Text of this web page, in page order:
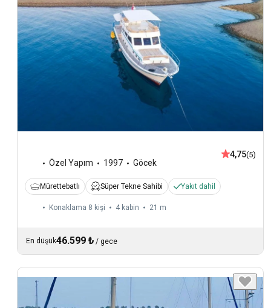
Özel Yapım 1997 Göcek
4,75(5)
Mürettebatlı Süper Tekne Sahibi Yakıt dahil
Konaklama 8 kişi 4 kabin 21 m
En düşük46.599 ₺ / gece